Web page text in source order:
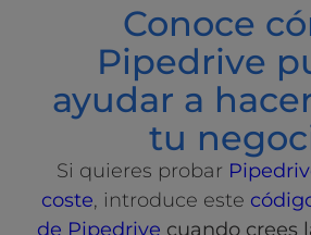
Conoce
Pipedrive
ayudar a
tu
Si quieres probar
coste, introduce este
de Pipedrive cuando crees